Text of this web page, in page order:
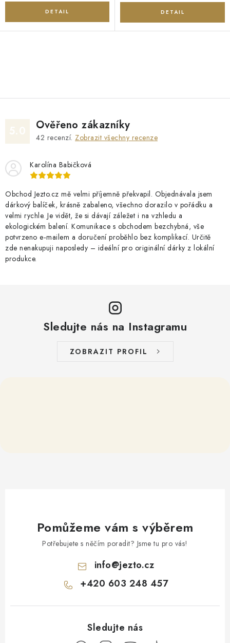
á
p
v
k
y
v
ý
p
Ověřeno zákazníky
42 recenzí. Zobrazit všechny recenze
Karolína Babičková
Obchod Jezto.cz mě velmi příjemně překvapil. Objednávala jsem
dárkový balíček, krásně zabaleno, všechno dorazilo v pořádku a
velmi rychle. Je vidět, že si dávají záležet i na vzhledu a
ekologickém balení. Komunikace s obchodem bezchybná, vše
potvrzeno e‑mailem a doručení proběhlo bez komplikací. Určitě
zde nenakupuji naposledy – ideální pro originální dárky z lokální
produkce.
Sledujte nás na Instagramu
ZOBRAZIT PROFIL
Pomůžeme vám s výběrem
Potřebujete s něčím poradit? Jsme tu pro vás!
info@jezto.cz
+420 603 248 457